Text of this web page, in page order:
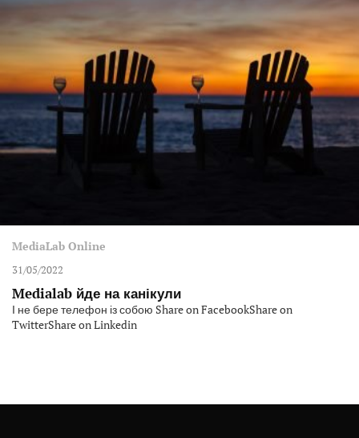
MediaLab Online
31/05/2022
Medialab йде на канікули
І не бере телефон із собою Share on FacebookShare on
TwitterShare on Linkedin